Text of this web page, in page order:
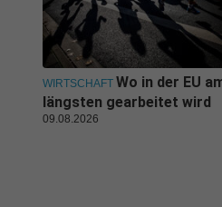
WIRTSCHAFT Wo in der EU
längsten gearbeitet wird
09.08.2026